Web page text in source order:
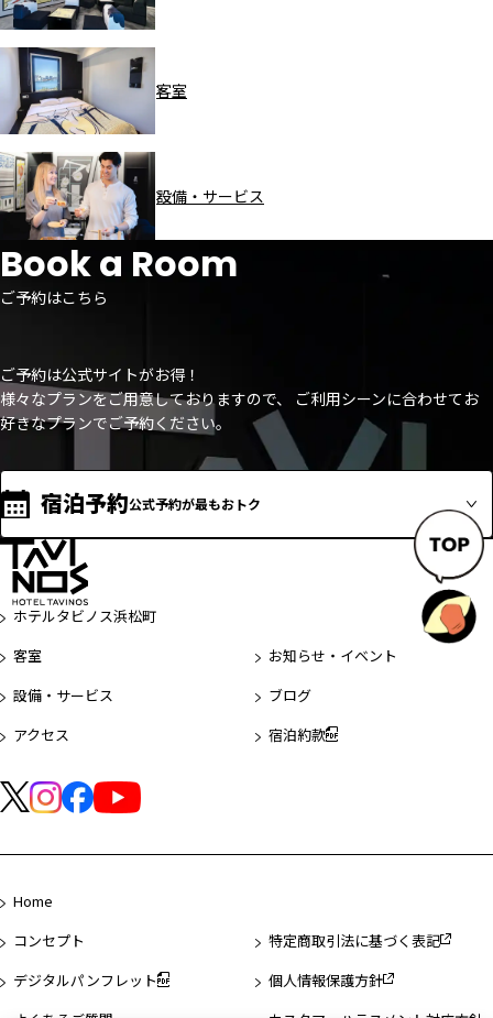
客室
設備・サービス
Book a Room
ご予約はこちら
ご予約は公式サイトがお得！
様々なプランをご用意しておりますので、 ご利用シーンに合わせてお
好きなプランでご予約ください。
宿泊予約公式予約が最もおトク
ペ
ー
ジ
ホテルタビノス浜松町
客室
設備・サービス
アクセス
お知らせ・イベント
ブログ
宿泊約款
Home
コンセプト
デジタルパンフレット
特定商取引法に基づく表記
個人情報保護方針